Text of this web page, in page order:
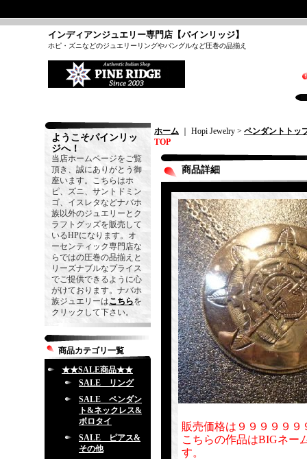
インディアンジュエリー専門店【パインリッジ】
ホピ・ズニなどのジュエリーリングやバングルなど圧巻の品揃え
ようこそパインリッ
ジへ！
当店ホームページをご覧
頂き、誠にありがとう御
座います。こちらはホ
ピ、ズニ、サントドミン
ゴ、イスレタなどナバホ
族以外のジュエリーとク
ラフトグッズを販売して
いるHPになります。オ
ーセンティック専門店な
らではの圧巻の品揃えと
リーズナブルなプライス
でご提供できるように心
がけております。ナバホ
族ジュエリーはこちらを
クリックして下さい。
商品カテゴリ一覧
★★SALE商品★★
SALE リング
SALE ペンダン
ト&ネックレス&
ボロタイ
SALE ピアス&
その他
ホーム ｜ Hopi Jewelry > ペンダントトッ
TOP
商品詳細
販売価格は９９９９９
こちらの作品はBIGネー
す。